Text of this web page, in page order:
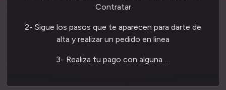
Contratar
2- Sigue los pasos que te aparecen para darte de
alta y realizar un pedido en linea
3- Realiza tu pago con alguna …